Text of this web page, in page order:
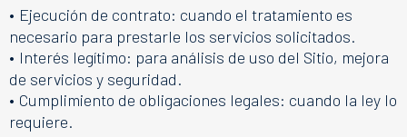
• Ejecución de contrato: cuando el tratamiento es
necesario para prestarle los servicios solicitados.
• Interés legítimo: para análisis de uso del Sitio, mejora
de servicios y seguridad.
• Cumplimiento de obligaciones legales: cuando la ley lo
requiere.